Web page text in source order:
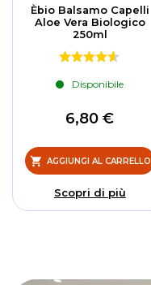
Èbio Balsamo Capelli
Aloe Vera Biologico
250ml
Disponibile
6,80 €
AGGIUNGI AL CARRELLO
Scopri di più